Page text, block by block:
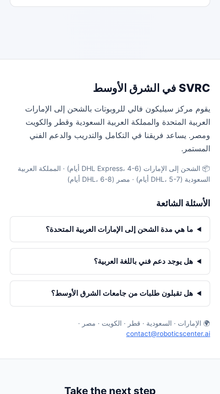
SVRC في الشرق الأوسط
يقوم مركز سيليكون فالي للروبوتات بالشحن إلى الإمارات
العربية المتحدة والمملكة العربية السعودية وقطر والكويت
ومصر. يساعد فريقنا في التكامل والتدريب والدعم الفني
المستمر.
📦 الشحن إلى الإمارات (DHL Express، 4-6 أيام) · المملكة العربية
السعودية (DHL، 5-7 أيام) · مصر (DHL، 6-8 أيام)
الأسئلة الشائعة
ما هي مدة الشحن إلى الإمارات العربية المتحدة؟
هل يوجد دعم فني باللغة العربية؟
هل تقبلون طلبات من جامعات الشرق الأوسط؟
🌍 الإمارات · السعودية · قطر · الكويت · مصر ·
contact@roboticscenter.ai
Take the next step